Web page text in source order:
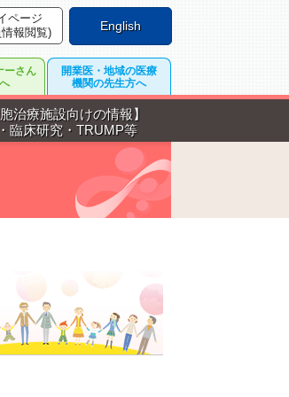
ページ
報閲覧)
English
ーさん
開業医・地域の医療
機関の先生方へ
治療施設向けの情報】
臨床研究・TRUMP等